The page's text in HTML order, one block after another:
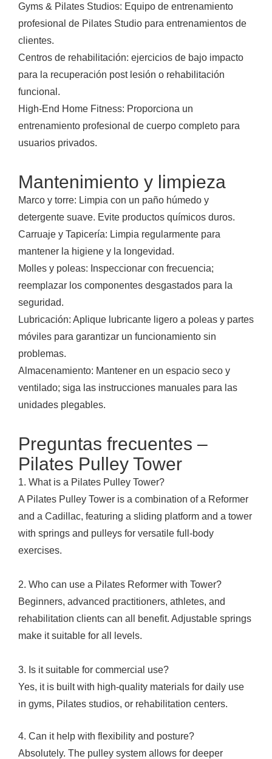
Gyms & Pilates Studios: Equipo de entrenamiento
profesional de Pilates Studio para entrenamientos de
clientes.
Centros de rehabilitación: ejercicios de bajo impacto
para la recuperación post lesión o rehabilitación
funcional.
High-End Home Fitness: Proporciona un
entrenamiento profesional de cuerpo completo para
usuarios privados.
Mantenimiento y limpieza
Marco y torre: Limpia con un paño húmedo y
detergente suave. Evite productos químicos duros.
Carruaje y Tapicería: Limpia regularmente para
mantener la higiene y la longevidad.
Molles y poleas: Inspeccionar con frecuencia;
reemplazar los componentes desgastados para la
seguridad.
Lubricación: Aplique lubricante ligero a poleas y partes
móviles para garantizar un funcionamiento sin
problemas.
Almacenamiento: Mantener en un espacio seco y
ventilado; siga las instrucciones manuales para las
unidades plegables.
Preguntas frecuentes –
Pilates Pulley Tower
1. What is a Pilates Pulley Tower?
A Pilates Pulley Tower is a combination of a Reformer
and a Cadillac, featuring a sliding platform and a tower
with springs and pulleys for versatile full-body
exercises.
2. Who can use a Pilates Reformer with Tower?
Beginners, advanced practitioners, athletes, and
rehabilitation clients can all benefit. Adjustable springs
make it suitable for all levels.
3. Is it suitable for commercial use?
Yes, it is built with high-quality materials for daily use
in gyms, Pilates studios, or rehabilitation centers.
4. Can it help with flexibility and posture?
Absolutely. The pulley system allows for deeper